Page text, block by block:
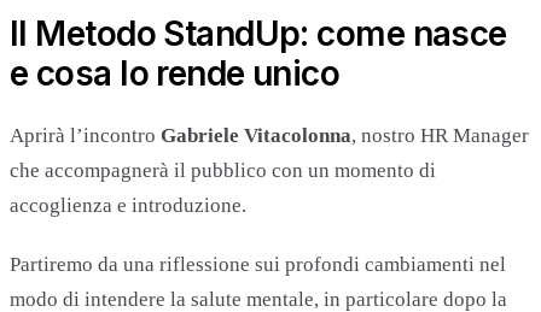
Il Metodo StandUp: come nasce
e cosa lo rende unico
Aprirà l’incontro Gabriele Vitacolonna, nostro HR Manager
che accompagnerà il pubblico con un momento di
accoglienza e introduzione.
Partiremo da una riflessione sui profondi cambiamenti nel
modo di intendere la salute mentale, in particolare dopo la